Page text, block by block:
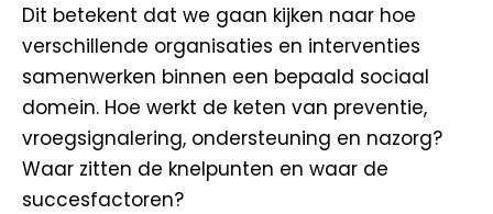
Dit betekent dat we gaan kijken naar hoe
verschillende organisaties en interventies
samenwerken binnen een bepaald sociaal
domein. Hoe werkt de keten van preventie,
vroegsignalering, ondersteuning en nazorg?
Waar zitten de knelpunten en waar de
succesfactoren?